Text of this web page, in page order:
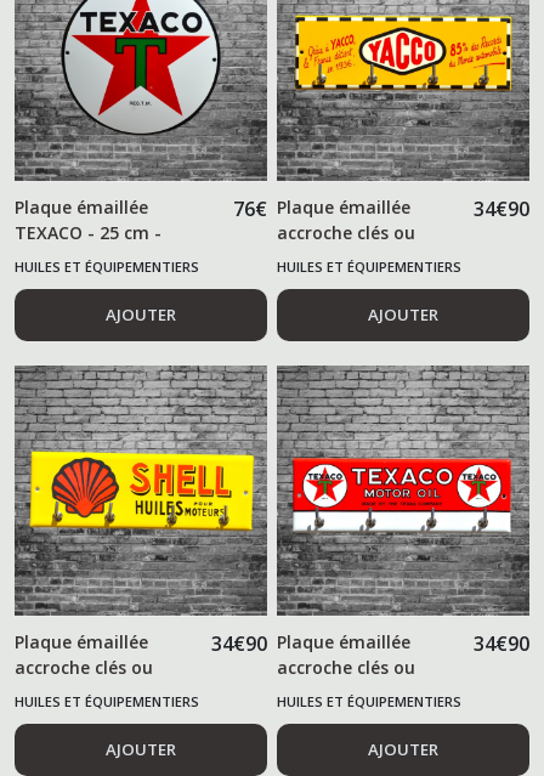
Plaque émaillée
TEXACO - 25 cm -
76€
HUILES ET ÉQUIPEMENTIERS
AUTOMOBILES
AJOUTER
Plaque émaillée
accroche clés ou
torchon YACCO
34€90
HUILES ET ÉQUIPEMENTIERS
AUTOMOBILES
AJOUTER
Plaque émaillée
accroche clés ou
torchon SHELL
34€90
HUILES ET ÉQUIPEMENTIERS
AUTOMOBILES
AJOUTER
Plaque émaillée
accroche clés ou
torchon TEXACO
34€90
HUILES ET ÉQUIPEMENTIERS
AUTOMOBILES
AJOUTER